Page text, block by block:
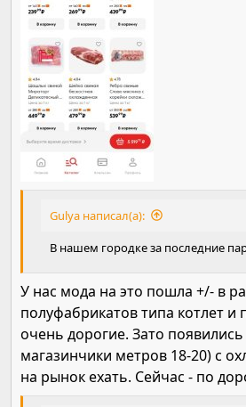
Gulya написал(а):
В нашем городке за последние
У нас мода на это пошла +/- в
полуфабрикатов типа котлет
очень дорогие. Зато
магазинчики метров 18-20) с
на рынок ехать. Сейчас - по